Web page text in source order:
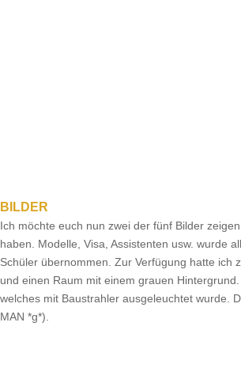
BILDER
Ich möchte euch nun zwei der fünf Bilder
haben. Modelle, Visa, Assistenten usw. wurde
Schüler übernommen. Zur Verfügung hatte ich
und einen Raum mit einem grauen Hintergrund.
welches mit Baustrahler ausgeleuchtet wurde.
MAN *g*).